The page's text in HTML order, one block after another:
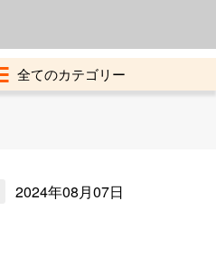
2024年08月07日